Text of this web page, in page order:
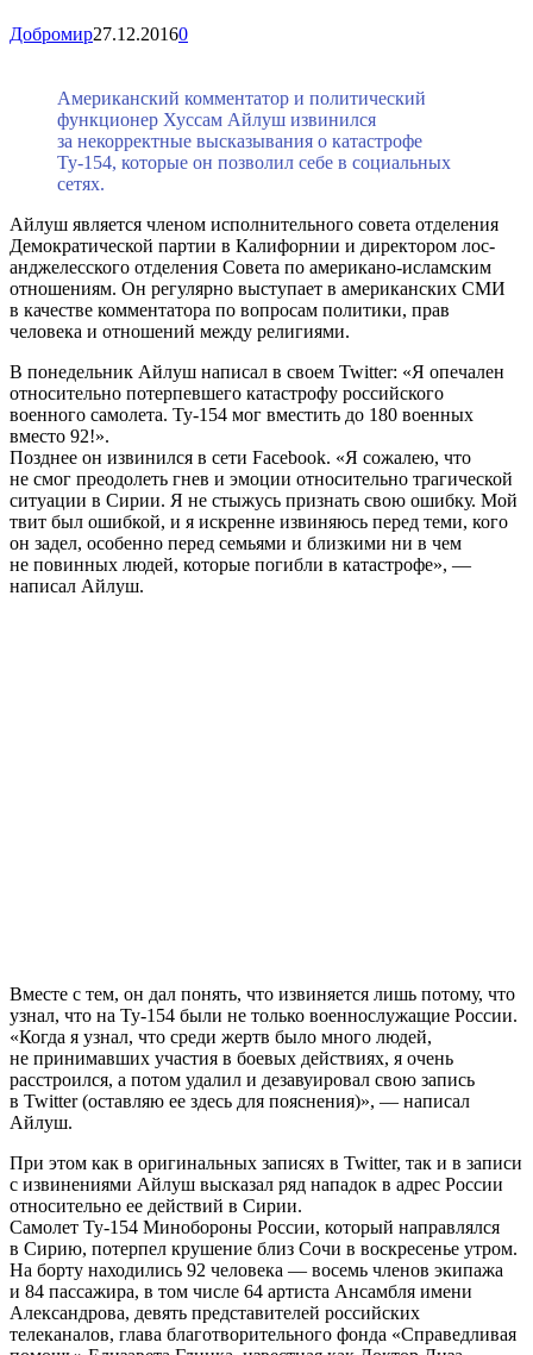
Добромир27.12.20160
Американский комментатор и политический
функционер Хуссам Айлуш извинился
за некорректные высказывания о катастрофе
Ту-154, которые он позволил себе в социальных
сетях.
Айлуш является членом исполнительного совета отделения
Демократической партии в Калифорнии и директором лос-
анджелесского отделения Совета по американо-исламским
отношениям. Он регулярно выступает в американских СМИ
в качестве комментатора по вопросам политики, прав
человека и отношений между религиями.
В понедельник Айлуш написал в своем Twitter: «Я опечален
относительно потерпевшего катастрофу российского
военного самолета. Ту-154 мог вместить до 180 военных
вместо 92!».
Позднее он извинился в сети Facebook. «Я сожалею, что
не смог преодолеть гнев и эмоции относительно трагической
ситуации в Сирии. Я не стыжусь признать свою ошибку. Мой
твит был ошибкой, и я искренне извиняюсь перед теми, кого
он задел, особенно перед семьями и близкими ни в чем
не повинных людей, которые погибли в катастрофе», —
написал Айлуш.
Вместе с тем, он дал понять, что извиняется лишь потому, что
узнал, что на Ту-154 были не только военнослужащие России.
«Когда я узнал, что среди жертв было много людей,
не принимавших участия в боевых действиях, я очень
расстроился, а потом удалил и дезавуировал свою запись
в Twitter (оставляю ее здесь для пояснения)», — написал
Айлуш.
При этом как в оригинальных записях в Twitter, так и в записи
с извинениями Айлуш высказал ряд нападок в адрес России
относительно ее действий в Сирии.
Самолет Ту-154 Минобороны России, который направлялся
в Сирию, потерпел крушение близ Сочи в воскресенье утром.
На борту находились 92 человека — восемь членов экипажа
и 84 пассажира, в том числе 64 артиста Ансамбля имени
Александрова, девять представителей российских
телеканалов, глава благотворительного фонда «Справедливая